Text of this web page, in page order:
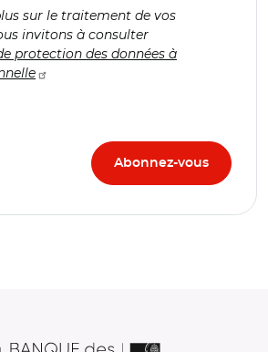
sur le traitement de vos
invitons à consulter
protection des données à